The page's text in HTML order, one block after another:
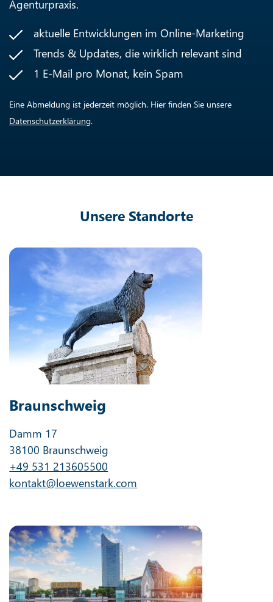
Agenturpraxis.
aktuelle Entwicklungen im Online-Marketing
Trends & Updates, die wirklich relevant sind
1 E-Mail pro Monat, kein Spam
Eine Abmeldung ist jederzeit möglich. Hier finden Sie unsere
Datenschutzerklärung.
Unsere Standorte
Braunschweig
Damm 17
38100 Braunschweig
+49 531 213605500
kontakt@loewenstark.com